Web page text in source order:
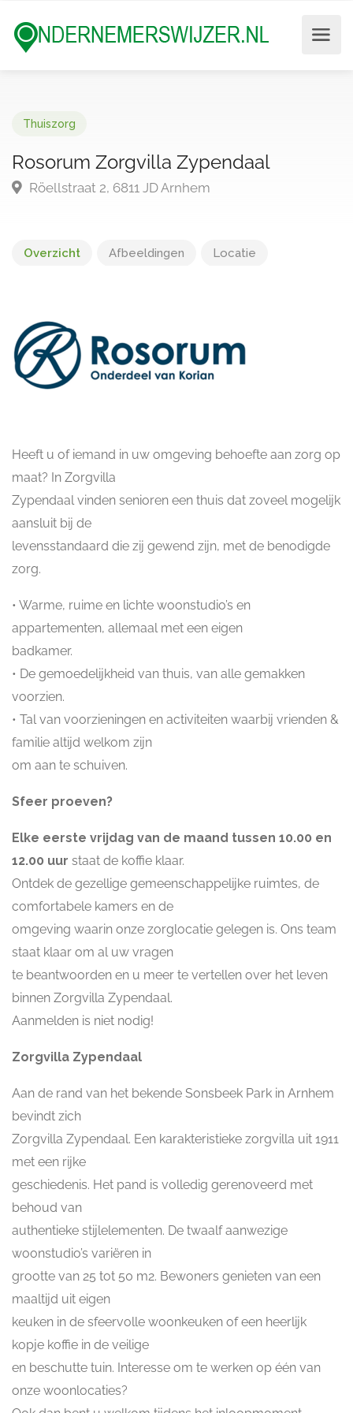
Thuiszorg
Rosorum Zorgvilla Zypendaal
Röellstraat 2, 6811 JD Arnhem
Overzicht Afbeeldingen Locatie
Heeft u of iemand in uw omgeving behoefte aan zorg op
maat? In Zorgvilla
Zypendaal vinden senioren een thuis dat zoveel mogelijk
aansluit bij de
levensstandaard die zij gewend zijn, met de benodigde
zorg.
• Warme, ruime en lichte woonstudio’s en
appartementen, allemaal met een eigen
badkamer.
• De gemoedelijkheid van thuis, van alle gemakken
voorzien.
• Tal van voorzieningen en activiteiten waarbij vrienden &
familie altijd welkom zijn
om aan te schuiven.
Sfeer proeven?
Elke eerste vrijdag van de maand tussen 10.00 en
12.00 uur staat de koffie klaar.
Ontdek de gezellige gemeenschappelijke ruimtes, de
comfortabele kamers en de
omgeving waarin onze zorglocatie gelegen is. Ons team
staat klaar om al uw vragen
te beantwoorden en u meer te vertellen over het leven
binnen Zorgvilla Zypendaal.
Aanmelden is niet nodig!
Zorgvilla Zypendaal
Aan de rand van het bekende Sonsbeek Park in Arnhem
bevindt zich
Zorgvilla Zypendaal. Een karakteristieke zorgvilla uit 1911
met een rijke
geschiedenis. Het pand is volledig gerenoveerd met
behoud van
authentieke stijlelementen. De twaalf aanwezige
woonstudio’s variëren in
grootte van 25 tot 50 m2. Bewoners genieten van een
maaltijd uit eigen
keuken in de sfeervolle woonkeuken of een heerlijk
kopje koffie in de veilige
en beschutte tuin. Interesse om te werken op één van
onze woonlocaties?